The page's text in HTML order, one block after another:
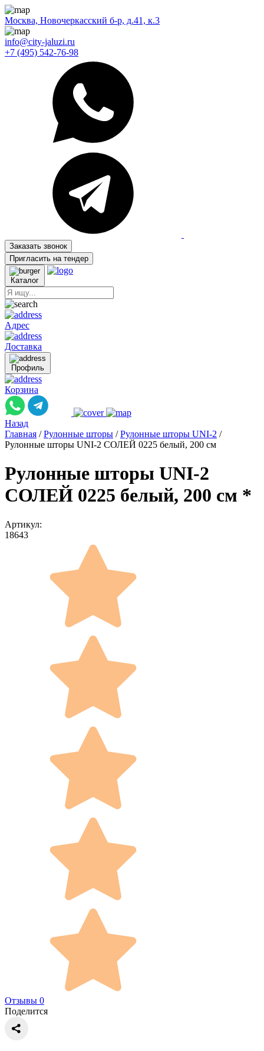
Москва, Новочеркасский б-р, д.41, к.3
info@city-jaluzi.ru
+7 (495) 542-76-98
Заказать звонок
Пригласить на тендер
Каталог
Адрес
Доставка
Профиль
Корзина
Назад
Главная / Рулонные шторы / Рулонные шторы UNI-2 /
Рулонные шторы UNI-2 СОЛЕЙ 0225 белый, 200 см
Рулонные шторы UNI-2
СОЛЕЙ 0225 белый, 200 см *
Артикул:
18643
Отзывы 0
Поделится